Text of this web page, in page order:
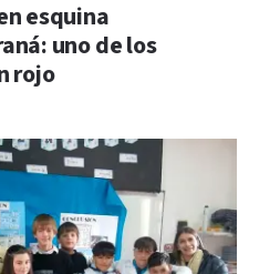
esquina
uno de los
rojo